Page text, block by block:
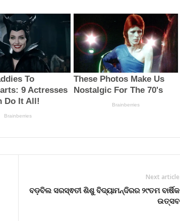
Next article
ବଡ଼ବିଲ ସରସ୍ଵତୀ ଶିଶୁ ବିଦ୍ୟାମନ୍ଦିରର ୨୯ତମ ବାର୍ଷିକ
ଉତ୍ସବ